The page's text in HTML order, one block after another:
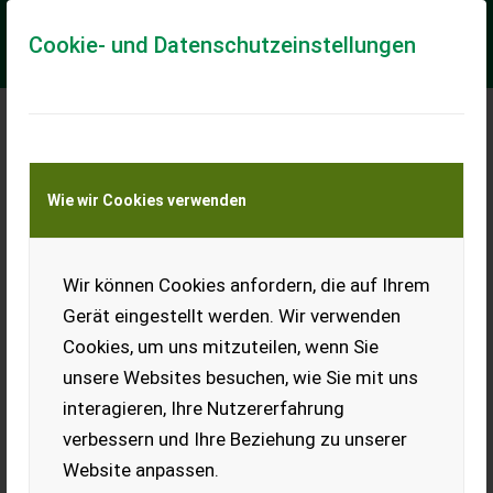
Cookie- und Datenschutzeinstellungen
Wie wir Cookies verwenden
Wir können Cookies anfordern, die auf Ihrem
Gerät eingestellt werden. Wir verwenden
Cookies, um uns mitzuteilen, wenn Sie
unsere Websites besuchen, wie Sie mit uns
interagieren, Ihre Nutzererfahrung
verbessern und Ihre Beziehung zu unserer
Website anpassen.
Meine Transportkostenanfrage
Transport von Land- und Baumaschinen –
KEINE Tiertransporte
John Deere 7430 Premium
Gebrauchter John Deere 7430 - in einem guten Zustand! -
Baujahr 2011 - 11250 Betriebsstunden - 50km/h - gültiges
Pickerl bis 04/2026 - Gefederte ...
EUR 74.900 inkl. 20 % MwSt.